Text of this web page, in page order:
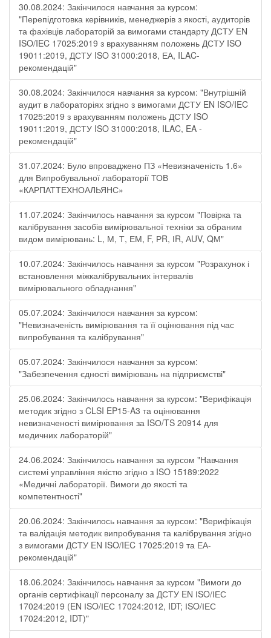
30.08.2024: Закінчилося навчання за курсом:
"Перепідготовка керівників, менеджерів з якості, аудиторів
та фахівців лабораторій за вимогами стандарту ДСТУ EN
ISO/IEC 17025:2019 з врахуванням положень ДСТУ ISO
19011:2019, ДСТУ ISO 31000:2018, ЕА, ILAC-
рекомендацій"
30.08.2024: Закінчилося навчання за курсом: "Внутрішній
аудит в лабораторіях згідно з вимогами ДСТУ EN ISO/IEC
17025:2019 з врахуванням положень ДСТУ ISO
19011:2019, ДСТУ ISO 31000:2018, ILAC, EA -
рекомендацій"
31.07.2024: Було впроваджено ПЗ «Невизначеність 1.6»
для Випробувальної лабораторії ТОВ
«КАРПАТТЕХНОАЛЬЯНС»
11.07.2024: Закінчилось навчання за курсом "Повірка та
калібрування засобів вимірювальної техніки за обраним
видом вимірювань: L, М, Т, ЕМ, F, РR, ІR, АUV, QМ"
10.07.2024: Закінчилось навчання за курсом "Розрахунок і
встановлення міжкалібрувальних інтервалів
вимірювального обладнання"
05.07.2024: Закінчилося навчання за курсом:
"Невизначеність вимірювання та її оцінювання під час
випробування та калібрування"
05.07.2024: Закінчилося навчання за курсом:
"Забезпечення єдності вимірювань на підприємстві"
25.06.2024: Закінчилось навчання за курсом: "Верифікація
методик згідно з CLSI EP15-A3 та оцінювання
невизначеності вимірювання за ISО/TS 20914 для
медичних лабораторій"
24.06.2024: Закінчилось навчання за курсом "Навчання
системі управління якістю згідно з ISO 15189:2022
«Медичні лабораторії. Вимоги до якості та
компетентності"
20.06.2024: Закінчилось навчання за курсом: "Верифікація
та валідація методик випробування та калібрування згідно
з вимогами ДСТУ EN ISO/IEC 17025:2019 та ЕА-
рекомендацій"
18.06.2024: Закінчилось навчання за курсом "Вимоги до
органів сертифікації персоналу за ДСТУ EN ІSO/ІЕС
17024:2019 (EN ІSO/ІЕС 17024:2012, IDT; ІSO/ІЕС
17024:2012, IDT)"